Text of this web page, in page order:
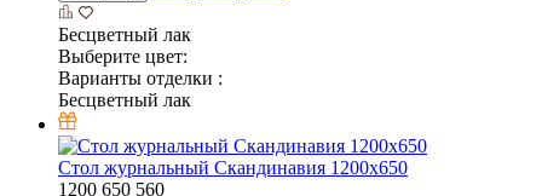
Бесцветный лак
Выберите цвет:
Варианты отделки :
Бесцветный лак
Стол журнальный Скандинавия 1200х650
1200 650 560